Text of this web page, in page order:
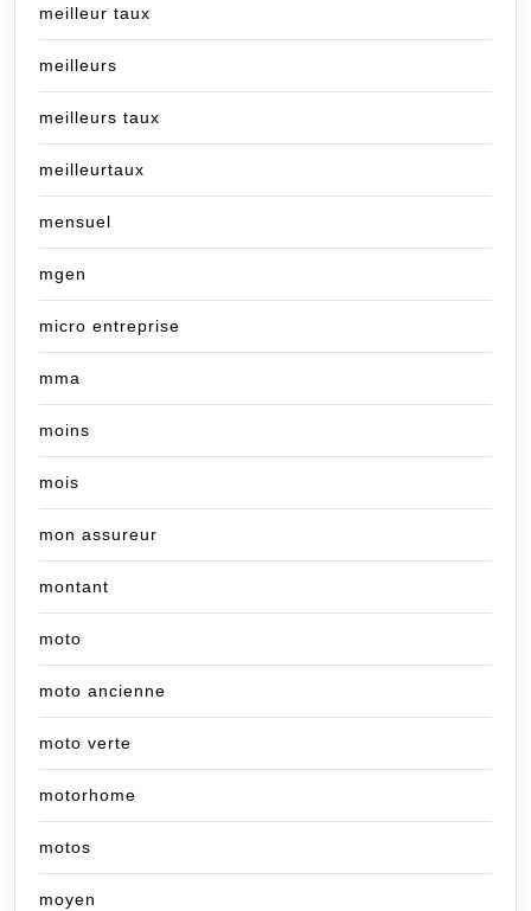
meilleur taux
meilleurs
meilleurs taux
meilleurtaux
mensuel
mgen
micro entreprise
mma
moins
mois
mon assureur
montant
moto
moto ancienne
moto verte
motorhome
motos
moyen